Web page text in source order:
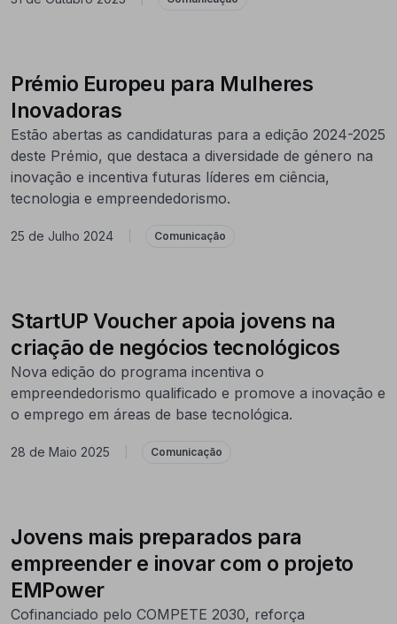
Prémio Europeu para Mulheres
Inovadoras
Estão abertas as candidaturas para a edição 2024-2025
deste Prémio, que destaca a diversidade de género na
inovação e incentiva futuras líderes em ciência,
tecnologia e empreendedorismo.
25 de Julho 2024 Comunicação
StartUP Voucher apoia jovens na
criação de negócios tecnológicos
Nova edição do programa incentiva o
empreendedorismo qualificado e promove a inovação e
o emprego em áreas de base tecnológica.
28 de Maio 2025 Comunicação
Jovens mais preparados para
empreender e inovar com o projeto
EMPower
Cofinanciado pelo COMPETE 2030, reforça